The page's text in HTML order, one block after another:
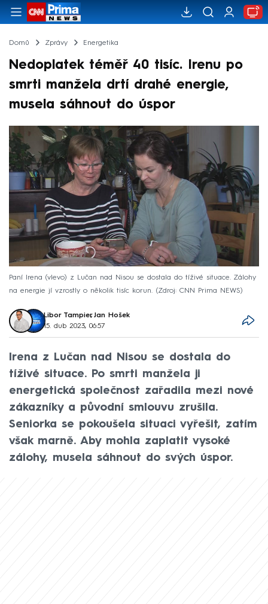
Domů Zprávy Energetika
Nedoplatek téměř 40 tisíc. Irenu po
smrti manžela drtí drahé energie,
musela sáhnout do úspor
Paní Irena (vlevo) z Lučan nad Nisou se dostala do tíživé situace. Zálohy
na energie jí vzrostly o několik tisíc korun.
Zdroj: CNN Prima NEWS
Libor Tampier, Jan Hošek
15. dub 2023, 06:57
Irena z Lučan nad Nisou se dostala do
tíživé situace. Po smrti manžela ji
energetická společnost zařadila mezi nové
zákazníky a původní smlouvu zrušila.
Seniorka se pokoušela situaci vyřešit, zatím
však marně. Aby mohla zaplatit vysoké
zálohy, musela sáhnout do svých úspor.